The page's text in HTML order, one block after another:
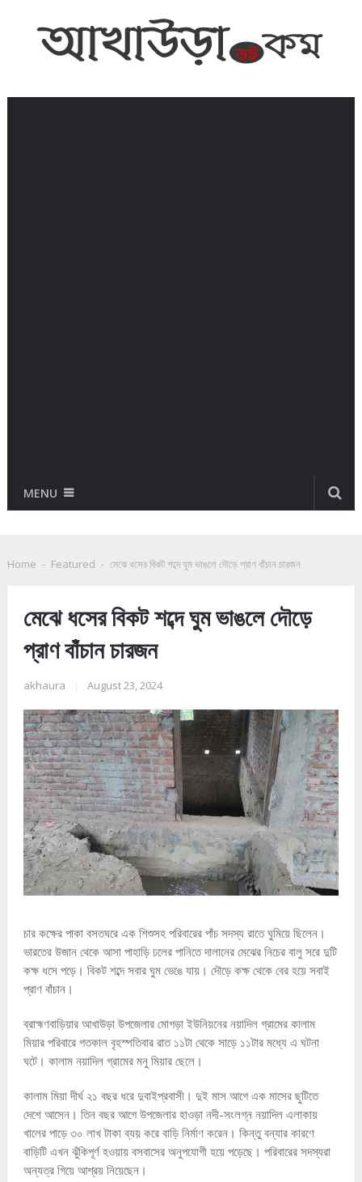
MENU
Home - Featured - মেঝে ধসের বিকট শব্দে ঘুম ভাঙলে দৌড়ে প্রাণ বাঁচান চারজন
মেঝে ধসের বিকট শব্দে ঘুম ভাঙলে দৌড়ে
প্রাণ বাঁচান চারজন
akhaura August 23, 2024
চার কক্ষের পাকা বসতঘরে এক শিশুসহ পরিবারের পাঁচ সদস্য রাতে ঘুমিয়ে ছিলেন।
ভারতের উজান থেকে আসা পাহাড়ি ঢলের পানিতে দালানের মেঝের নিচের বালু সরে দুটি
কক্ষ ধসে পড়ে। বিকট শব্দে সবার ঘুম ভেঙে যায়। দৌড়ে কক্ষ থেকে বের হয়ে সবাই
প্রাণ বাঁচান।
ব্রাহ্মণবাড়িয়ার আখাউড়া উপজেলার মোগড়া ইউনিয়নের নয়াদিল গ্রামের কালাম
মিয়ার পরিবারে গতকাল বৃহস্পতিবার রাত ১১টা থেকে সাড়ে ১১টার মধ্যে এ ঘটনা
ঘটে। কালাম নয়াদিল গ্রামের মনু মিয়ার ছেলে।
কালাম মিয়া দীর্ঘ ২১ বছর ধরে দুবাইপ্রবাসী। দুই মাস আগে এক মাসের ছুটিতে
দেশে আসেন। তিন বছর আগে উপজেলার হাওড়া নদী-সংলগ্ন নয়াদিল এলাকায়
খালের পাড়ে ৩০ লাখ টাকা ব্যয় করে বাড়ি নির্মাণ করেন। কিন্তু বন্যার কারণে
বাড়িটি এখন ঝুঁকিপূর্ণ হওয়ায় বসবাসের অনুপযোগী হয়ে পড়েছে। পরিবারের সদস্যরা
অন্যত্র গিয়ে আশ্রয় নিয়েছেন।